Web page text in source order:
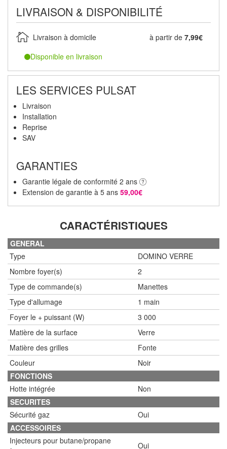
LIVRAISON & DISPONIBILITÉ
Livraison à domicile à partir de 7,99€
Disponible en livraison
LES SERVICES PULSAT
Livraison
Installation
Reprise
SAV
GARANTIES
Garantie légale de conformité 2 ans
Extension de garantie à 5 ans 59,00€
CARACTÉRISTIQUES
GENERAL
Type
DOMINO VERRE
Nombre foyer(s)
2
Type de commande(s)
Manettes
Type d'allumage
1 main
Foyer le + puissant (W)
3 000
Matière de la surface
Verre
Matière des grilles
Fonte
Couleur
Noir
FONCTIONS
Hotte intégrée
Non
SECURITES
Sécurité gaz
Oui
ACCESSOIRES
Injecteurs pour butane/propane
Oui